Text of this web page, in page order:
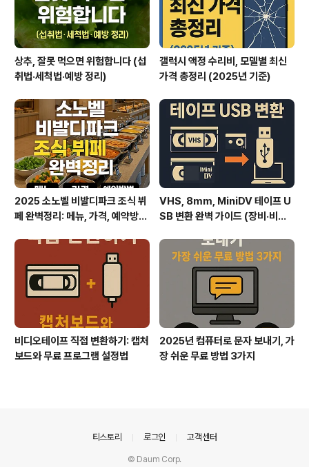
상추, 잘못 먹으면 위험합니다 (섭
취법·세척법·예방 정리)
갤럭시 액정 수리비, 모델별 최신
가격 총정리 (2025년 기준)
2025 소노벨 비발디파크 조식 뷔
페 완벽정리: 메뉴, 가격, 예약방
VHS, 8mm, MiniDV 테이프 U
SB 변환 완벽 가이드 (장비·비용·
비디오테이프 직접 변환하기: 캡처
보드와 무료 프로그램 설정법
2025년 컴퓨터로 문자 보내기, 가
장 쉬운 무료 방법 3가지
티스토리 로그인 고객센터
© Daum Corp.